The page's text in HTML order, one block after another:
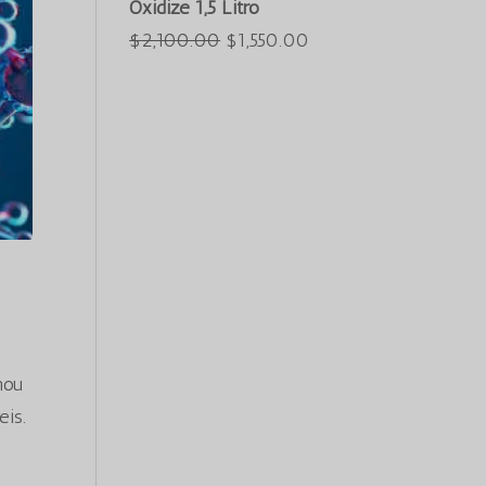
Oxidize 1,5 Litro
$2,100.00 O
$1,550.00
Azərbaycan dili